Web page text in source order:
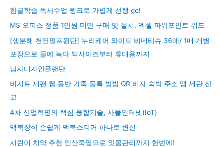
한글학습 독서수업 윙크로 가볍게 선행 go!
MS 오피스 정품 1만원 미만 구매 및 설치, 엑셀 파워포인트 워드
[생분해 천연펄프원단] 누리케어 와이드 비데티슈 36매/ 1매 개별
포장으로 물에 녹다 빅사이즈부터 휴대용까지
남사디자인플랜탄
비지트 재팬 웹 동반 가족 등록 방법 QR 비자 숙박 주소 앱 세관 신
고
4차 산업혁명의 핵심 융합기술, 사물인터넷(IoT)
맥북장식 손쉽게 맥북스티커 하나로 변신
시린이 치약 추천 인산죽염으로 잇몸관리까지 한번에!